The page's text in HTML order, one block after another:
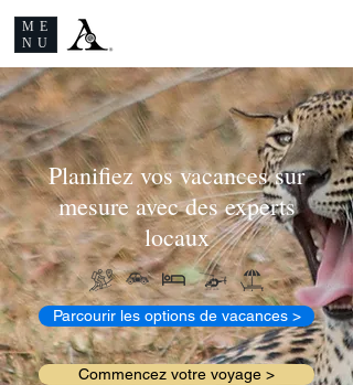
ME
NU
Planifiez vos vacances sur
mesure avec des experts
locaux
Parcourir les options de vacances >
Commencez votre voyage >